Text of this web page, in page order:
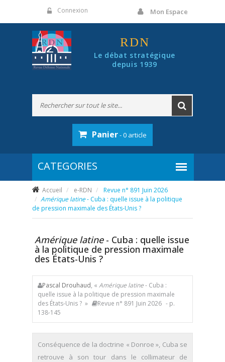
Connexion Mon Espace
RDN
Le débat stratégique
depuis 1939
Panier- 0 article
Accueil e-RDN
Revue n° 891 Juin 2026
Amérique latine- Cuba : quelle issue à la politique
de pression maximale des États-Unis ?
Amérique latine - Cuba : quelle issue
à la politique de pression maximale
des États-Unis ?
Pascal Drouhaud, « Amérique latine- Cuba :
quelle issue à la politique de pression maximale
des États-Unis ? »
Revue n° 891 Juin 2026 - p.
138-145
Conséquence de la doctrine « Donroe », Cuba se
retrouve à son tour dans le collimateur de